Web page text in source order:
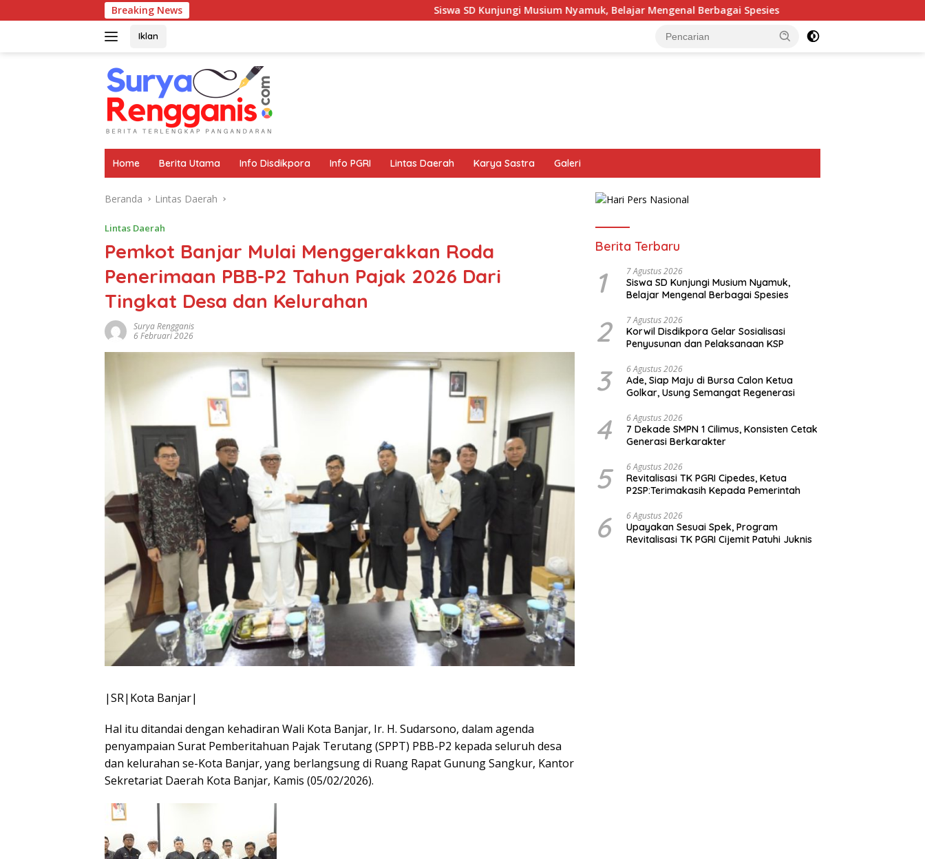
ke
Breaking News Siswa SD Kunjungi Musium Nyamuk, Belajar Mengenal Berbagai Spesies Korwil Disdikpora Gelar Sosialisasi
Iklan
Home Berita Utama Info Disdikpora Info PGRI Lintas Daerah Karya Sastra Galeri
Beranda Lintas Daerah
Lintas Daerah
Pemkot Banjar Mulai Menggerakkan Roda
Penerimaan PBB-P2 Tahun Pajak 2026 Dari
Tingkat Desa dan Kelurahan
Surya Rengganis
6 Februari 2026
|SR|Kota Banjar|
Hal itu ditandai dengan kehadiran Wali Kota Banjar, Ir. H. Sudarsono, dalam agenda
penyampaian Surat Pemberitahuan Pajak Terutang (SPPT) PBB-P2 kepada seluruh desa
dan kelurahan se-Kota Banjar, yang berlangsung di Ruang Rapat Gunung Sangkur, Kantor
Sekretariat Daerah Kota Banjar, Kamis (05/02/2026).
Berita Terbaru
1 7 Agustus 2026
Siswa SD Kunjungi Musium Nyamuk,
Belajar Mengenal Berbagai Spesies
2 7 Agustus 2026
Korwil Disdikpora Gelar Sosialisasi
Penyusunan dan Pelaksanaan KSP
3 6 Agustus 2026
Ade, Siap Maju di Bursa Calon Ketua
Golkar, Usung Semangat Regenerasi
4 6 Agustus 2026
7 Dekade SMPN 1 Cilimus, Konsisten Cetak
Generasi Berkarakter
5 6 Agustus 2026
Revitalisasi TK PGRI Cipedes, Ketua
P2SP:Terimakasih Kepada Pemerintah
6 6 Agustus 2026
Upayakan Sesuai Spek, Program
Revitalisasi TK PGRI Cijemit Patuhi Juknis